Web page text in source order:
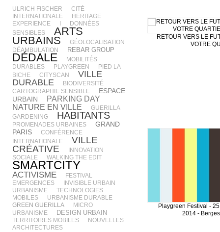
ULRICH FISCHER
CITÉ
INTERNATIONALE
HERITAGE
EXPERIENCE
DONNÉES
SENSIBLES
ARTS
URBAINS
GÉOLOCALISATION
DÉAMBULATION
REBAR GROUP
DÉDALE
MOBILITÉS
DURABLES
PLAYGREEN
PIED LA
BICHE
CITYSCAN
VILLE
DURABLE
BIODIVERSITÉ
CARTOGRAPHIE SENSIBLE
ESPACE
URBAIN
PARKING DAY
NATURE EN VILLE
GUERILLA
GARDENING
HABITANTS
PROMENADES URBAINES
GRAND
PARIS
CONFÉRENCE
INTERNATIONALE
VILLE
CRÉATIVE
INNOVATION
SOCIALE
WALKING THE EDIT
SMARTCITY
ACTIVISME
FESTIVAL
EMERGENCES
INVISIBLE URBAIN
URBANISME
TECHNOLOGIES
MOBILES
URBANISME DURABLE
GREEN GUERILLA
MICRO
URBANISME
DESIGN URBAIN
TERRITOIRES MOBILES
NOUVELLES
ARCHITECTURES
RETOUR VERS LE
VOTRE
Playgreen Festival -
2014 -